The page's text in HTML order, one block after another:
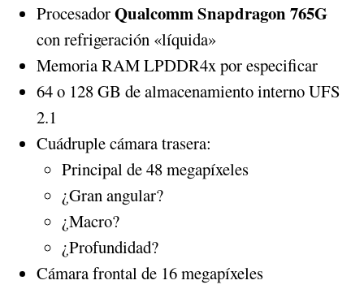
ProcesadorQualcomm Snapdragon 765G
con refrigeración «líquida»
Memoria RAM LPDDR4x por especificar
64 o 128 GB de almacenamiento interno UFS
2.1
Cuádruple cámara trasera:
Principal de 48 megapíxeles
¿Gran angular?
¿Macro?
¿Profundidad?
Cámara frontal de 16 megapíxeles